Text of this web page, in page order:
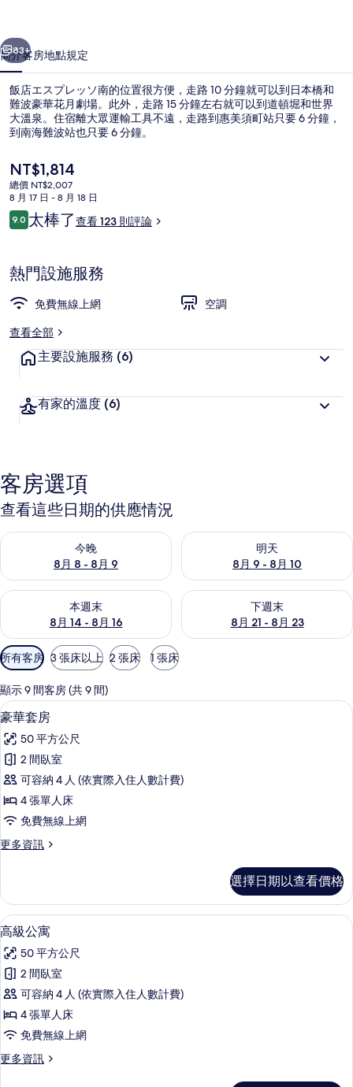
ソ
南
的
相
集
個 下一個
83+
簡介客房地點規定
飯店エスプレッソ南的位置很方便，走路 10 分鐘就可以到日本橋和
難波豪華花月劇場。此外，走路 15 分鐘左右就可以到道頓堀和世界
大溫泉。住宿離大眾運輸工具不遠，走路到惠美須町站只要 6 分鐘，
到南海難波站也只要 6 分鐘。
目
前
的
價
格
NT$1,814
總價 NT$2,007
8 月 17 日 - 8 月 18 日
評
論
9.09.0 分，滿分 10 分，
太棒了查看 123 則評論
熱門設施服務
免費無線上網
空調
查看全部
主要設施服務 (6)
有家的溫度 (6)
客房選項
查看這些日期的供應情況
今晚
8月 8 - 8月 9
查看今晚 (8月 8 - 8月 9) 的供應情況
明天
8月 9 - 8月 10
查看明天 (8月 9 - 8月 10) 的供
本週末
8月 14 - 8月 16
查看本週末 (8月 14 - 8月 16) 的供應情況
下週末
8月 21 - 8月 23
查看下週末 (8月 21 - 8月 23)
可
用
的
客
房
篩
選
條
所有客房 3 張床以上 2 張床 1 張床
顯示 9 間客房 (共 9 間)
顯
示
豪
華
套
房
所
相
片
豪華套房 | 書桌、筆電工作空間、隔
20
豪華套房
50 平方公尺
2 間臥室
可容納 4 人 (依實際入住人數計費)
4 張單人床
免費無線上網
更多資訊
更
套
房
的
情
選擇日期以查看價格
顯
示
高
級
公
寓
所
高級公寓 | 書桌、筆電工作空間、隔
20
高級公寓
50 平方公尺
2 間臥室
可容納 4 人 (依實際入住人數計費)
4 張單人床
免費無線上網
更多資訊
更